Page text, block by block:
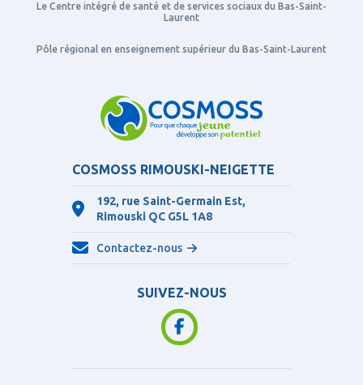
Le Centre intégré de santé et de services sociaux du Bas-Saint-
Laurent
Pôle régional en enseignement supérieur du Bas-Saint-Laurent
COSMOSS RIMOUSKI-NEIGETTE
192, rue Saint-Germain Est,
Rimouski QC G5L 1A8
Contactez-nous
SUIVEZ-NOUS